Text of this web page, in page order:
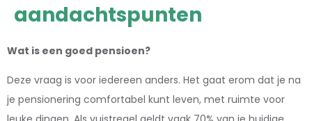
aandachtspunten
Wat is een goed pensioen?
Deze vraag is voor iedereen anders. Het gaat erom dat je na
je pensionering comfortabel kunt leven, met ruimte voor